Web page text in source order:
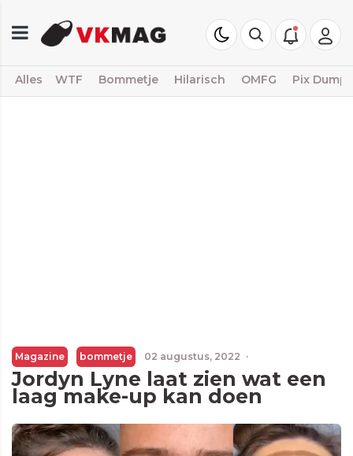
Alles WTF Bommetje Hilarisch OMFG Pix Dump
Magazine bommetje 02 augustus, 2022 ·
Jordyn Lyne laat zien wat een
laag make-up kan doen